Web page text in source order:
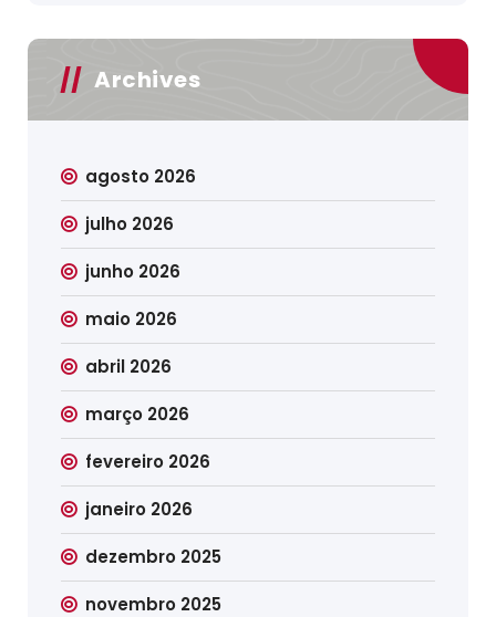
Archives
agosto 2026
julho 2026
junho 2026
maio 2026
abril 2026
março 2026
fevereiro 2026
janeiro 2026
dezembro 2025
novembro 2025